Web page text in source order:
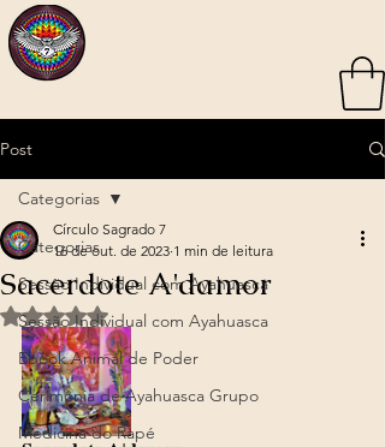
Post
Categorias
Sessão Individual com Ayahuasca
Sessão Individual com Ayahuasca
Ebook Animal de Poder
Cerimônia de Ayahuasca Grupo
Medicina do Rapé
Categorias
Sacerdote A'damor
Círculo Sagrado 7
16 de out. de 2023 1 min de leitura
Avaliado com NaN de 5 estrelas.